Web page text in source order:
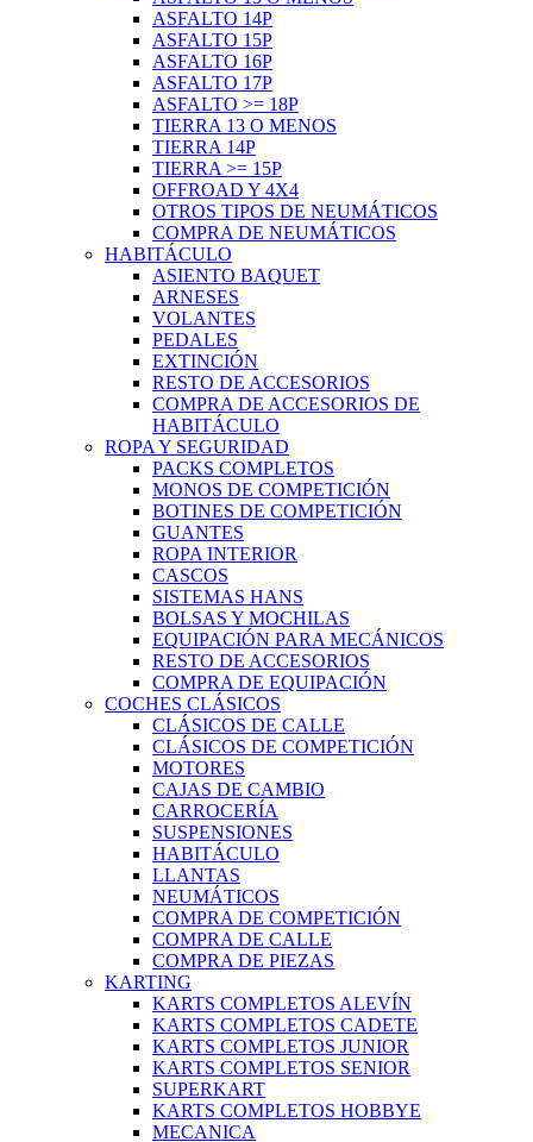
ASFALTO 14P
ASFALTO 15P
ASFALTO 16P
ASFALTO 17P
ASFALTO >= 18P
TIERRA 13 O MENOS
TIERRA 14P
TIERRA >= 15P
OFFROAD Y 4X4
OTROS TIPOS DE NEUMÁTICOS
COMPRA DE NEUMÁTICOS
HABITÁCULO
ASIENTO BAQUET
ARNESES
VOLANTES
PEDALES
EXTINCIÓN
RESTO DE ACCESORIOS
COMPRA DE ACCESORIOS DE
HABITÁCULO
ROPA Y SEGURIDAD
PACKS COMPLETOS
MONOS DE COMPETICIÓN
BOTINES DE COMPETICIÓN
GUANTES
ROPA INTERIOR
CASCOS
SISTEMAS HANS
BOLSAS Y MOCHILAS
EQUIPACIÓN PARA MECÁNICOS
RESTO DE ACCESORIOS
COMPRA DE EQUIPACIÓN
COCHES CLÁSICOS
CLÁSICOS DE CALLE
CLÁSICOS DE COMPETICIÓN
MOTORES
CAJAS DE CAMBIO
CARROCERÍA
SUSPENSIONES
HABITÁCULO
LLANTAS
NEUMÁTICOS
COMPRA DE COMPETICIÓN
COMPRA DE CALLE
COMPRA DE PIEZAS
KARTING
KARTS COMPLETOS ALEVÍN
KARTS COMPLETOS CADETE
KARTS COMPLETOS JUNIOR
KARTS COMPLETOS SENIOR
SUPERKART
KARTS COMPLETOS HOBBYE
MECANICA